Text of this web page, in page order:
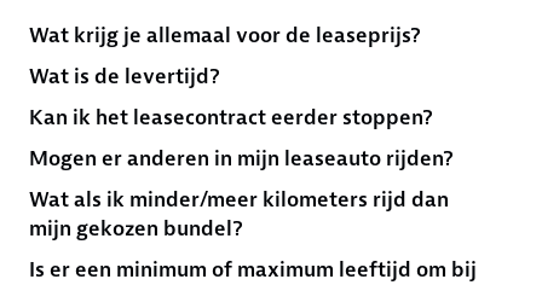
Wat krijg je allemaal voor de leaseprijs?
Wat is de levertijd?
Kan ik het leasecontract eerder stoppen?
Mogen er anderen in mijn leaseauto rijden?
Wat als ik minder/meer kilometers rijd dan
mijn gekozen bundel?
Is er een minimum of maximum leeftijd om bij